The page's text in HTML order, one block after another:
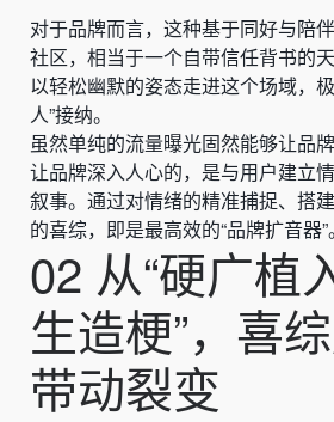
对于品牌而言，这种基于同好与陪
社区，相当于一个自带信任背书的
以轻松幽默的姿态走进这个场域，
人”接纳。
虽然单纯的流量曝光固然能够让品
让品牌深入人心的，是与用户建立
叙事。通过对情绪的精准捕捉、搭
的喜综，即是最高效的“品牌扩音器”。
02 从“硬广植
生造梗”，喜
带动裂变